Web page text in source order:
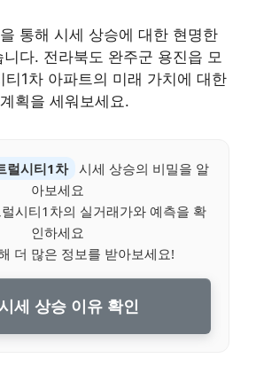
통해 시세 상승에 대한 현명한
다. 전라북도 완주군 용진읍 모
티1차 아파트의 미래 가치에 대한
획을 세워보세요.
럴시티1차
시세 상승의 비밀을 알
아보세요
시티1차의 실거래가와 예측을 확
인하세요
더 많은 정보를 받아보세요!
세 상승 이유 확인